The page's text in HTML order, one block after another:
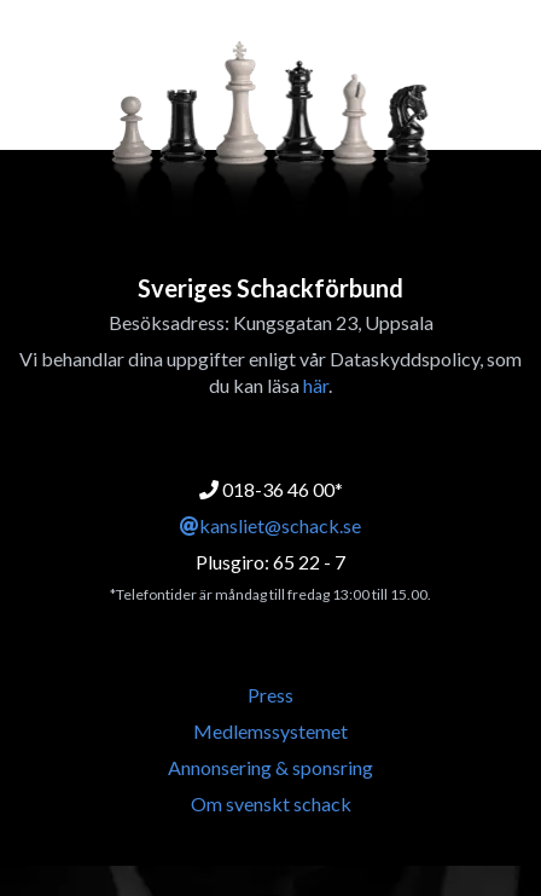
Sveriges Schackförbund
Besöksadress: Kungsgatan 23, Uppsala
Vi behandlar dina uppgifter enligt vår Dataskyddspolicy, som
du kan läsahär.
018-36 46 00*
kansliet@schack.se
Plusgiro: 65 22 - 7
*Telefontider är måndag till fredag 13:00 till 15.00.
Press
Medlemssystemet
Annonsering & sponsring
Om svenskt schack